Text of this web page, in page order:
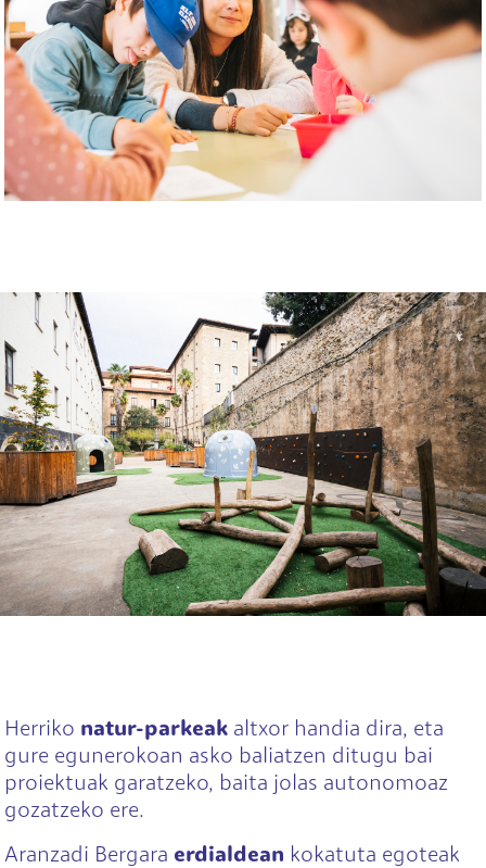
Herriko natur-parkeak altxor handia dira, eta
gure egunerokoan asko baliatzen ditugu bai
proiektuak garatzeko, baita jolas autonomoaz
gozatzeko ere.
Aranzadi Bergara erdialdean kokatuta egoteak